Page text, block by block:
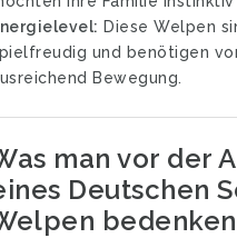
Diese Welpen
und benötigen
Bewegung.
man vor der
Deutschen